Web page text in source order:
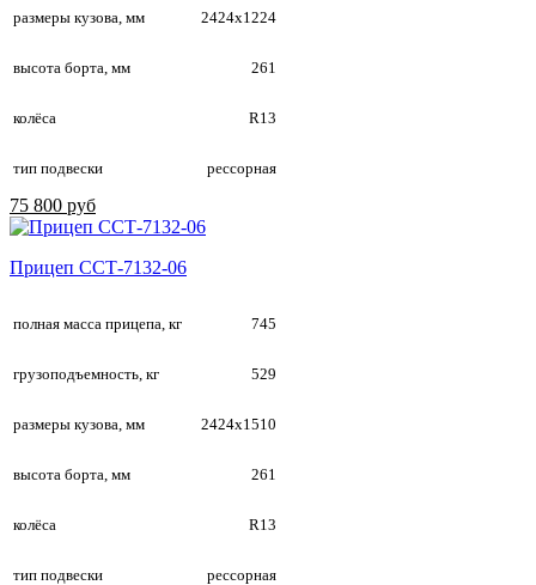
размеры кузова, мм 2424х1224
высота борта, мм 261
колёса R13
тип подвески рессорная
75 800 руб
Прицеп ССТ-7132-06
полная масса прицепа, кг 745
грузоподъемность, кг 529
размеры кузова, мм 2424х1510
высота борта, мм 261
колёса R13
тип подвески рессорная